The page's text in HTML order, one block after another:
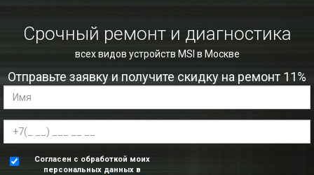
Срочный ремонт и диагностика
всех видов устройств MSI в Москве
Отправьте заявку и получите скидку на ремонт 11%
Согласен с обработкой моих
персональных данных в